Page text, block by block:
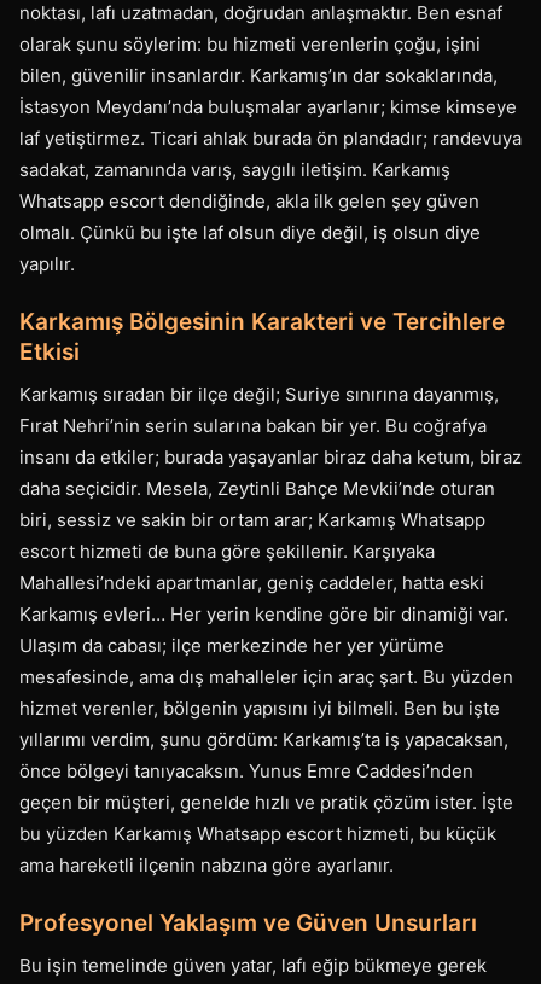
noktası, lafı uzatmadan, doğrudan anlaşmaktır. Ben esnaf
olarak şunu söylerim: bu hizmeti verenlerin çoğu, işini
bilen, güvenilir insanlardır. Karkamış’ın dar sokaklarında,
İstasyon Meydanı’nda buluşmalar ayarlanır; kimse kimseye
laf yetiştirmez. Ticari ahlak burada ön plandadır; randevuya
sadakat, zamanında varış, saygılı iletişim. Karkamış
Whatsapp escort dendiğinde, akla ilk gelen şey güven
olmalı. Çünkü bu işte laf olsun diye değil, iş olsun diye
yapılır.
Karkamış Bölgesinin Karakteri ve Tercihlere
Etkisi
Karkamış sıradan bir ilçe değil; Suriye sınırına dayanmış,
Fırat Nehri’nin serin sularına bakan bir yer. Bu coğrafya
insanı da etkiler; burada yaşayanlar biraz daha ketum, biraz
daha seçicidir. Mesela, Zeytinli Bahçe Mevkii’nde oturan
biri, sessiz ve sakin bir ortam arar; Karkamış Whatsapp
escort hizmeti de buna göre şekillenir. Karşıyaka
Mahallesi’ndeki apartmanlar, geniş caddeler, hatta eski
Karkamış evleri… Her yerin kendine göre bir dinamiği var.
Ulaşım da cabası; ilçe merkezinde her yer yürüme
mesafesinde, ama dış mahalleler için araç şart. Bu yüzden
hizmet verenler, bölgenin yapısını iyi bilmeli. Ben bu işte
yıllarımı verdim, şunu gördüm: Karkamış’ta iş yapacaksan,
önce bölgeyi tanıyacaksın. Yunus Emre Caddesi’nden
geçen bir müşteri, genelde hızlı ve pratik çözüm ister. İşte
bu yüzden Karkamış Whatsapp escort hizmeti, bu küçük
ama hareketli ilçenin nabzına göre ayarlanır.
Profesyonel Yaklaşım ve Güven Unsurları
Bu işin temelinde güven yatar, lafı eğip bükmeye gerek